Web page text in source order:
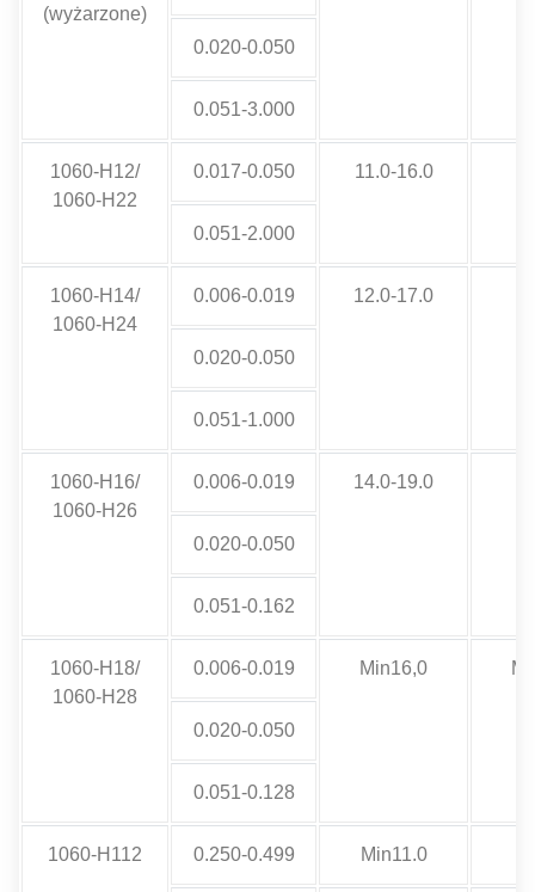
(wyżarzone)
0.020-0.050
0.051-3.000
1060-H12/
1060-H22
0.017-0.050 11.0-16.0
0.051-2.000
1060-H14/
1060-H24
0.006-0.019 12.0-17.0
0.020-0.050
0.051-1.000
1060-H16/
1060-H26
0.006-0.019 14.0-19.0
0.020-0.050
0.051-0.162
1060-H18/
1060-H28
0.006-0.019 Min16,0
0.020-0.050
0.051-0.128
1060-H112 0.250-0.499 Min11.0